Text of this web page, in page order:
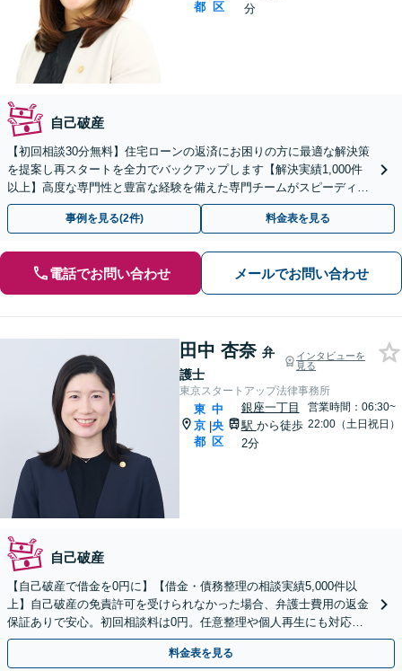
都
区
分
自己破産
【初回相談30分無料】住宅ローンの返済にお困りの方に最適な解決策
を提案し再スタートを全力でバックアップします【解決実績1,000件
以上】高度な専門性と豊富な経験を備えた専門チームがスピーディー
に対応【分割・後払い応相談】【LINE相談可】
事例を見る(2件) 料金表を見る
電話でお問い合わせ メールでお問い合わせ
田中 杏奈 弁
護士
インタビューを
見る
東京スタートアップ法律事務所
東
京
都
|
中
央
区
銀座一丁目
駅 から徒歩
2分
営業時間：06:30~
22:00（土日祝日）
自己破産
【自己破産で借金を0円に】【借金・債務整理の相談実績5,000件以
上】自己破産の免責許可を受けられなかった場合、弁護士費用の返金
保証ありで安心。初回相談料は0円。任意整理や個人再生にも対応
【土日祝日・夜間も相談受付】【費用の分割払い可】
料金表を見る